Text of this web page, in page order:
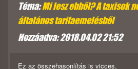
Téma:Mi lesz ebből? A taxisok
általános tarifaemelésből
Hozzáadva: 2018.04.02 21:52
Ez az összehasonlítás is vicces.